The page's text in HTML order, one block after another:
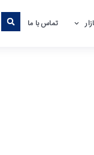
تماس با ما